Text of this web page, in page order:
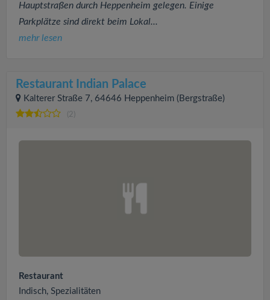
Hauptstraßen durch Heppenheim gelegen. Einige
Parkplätze sind direkt beim Lokal...
mehr lesen
Restaurant Indian Palace
Kalterer Straße 7, 64646 Heppenheim (Bergstraße)
(2)
Restaurant
Indisch, Spezialitäten